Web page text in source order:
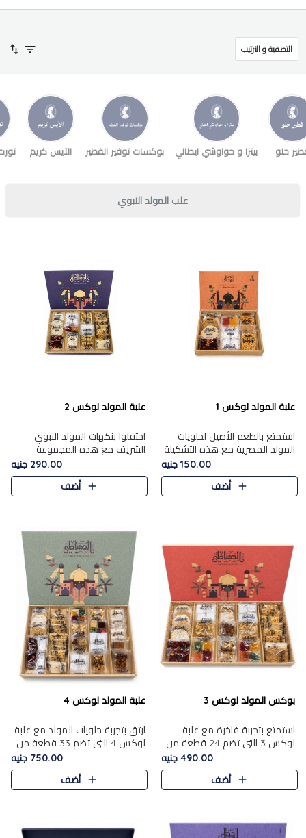
التصفية و الترتيب
حلو بيتزا و حواوشي ايطالي بوكسات توفير الفطير الآيس كريم
علب المولد النبوي
علبة المولد لوكس 1
استمتع بالطعم الأصيل لحلويات
المولد المصرية مع هذه التشكيلة
المختارة بعناية من 9 قطع. تتضمن
التشكيلة جوزرية مع فول،ملبان
150.00 جنيه
أضف
علبة المولد لوكس 2
احتفلوا بنكهات المولد النبوي
الشريف مع هذه المجموعة
الفاخرة المكونة من 19 قطعة،
والتي تم اختيارها بعناية فائقة لتُبرز
تشكيلة واسعة من الحلويات
290.00 جنيه
أضف
بوكس المولد لوكس 3
استمتع بتجربة فاخرة مع علبة
لوكس 3 التي تضم 24 قطعة من
أشهر حلويات المولد الشرقية
المختارة بعناية. تحتوي التشكيلة
على الجزرية بالفول، والملب..
490.00 جنيه
أضف
علبة المولد لوكس 4
ارتقِ بتجربة حلويات المولد مع علبة
لوكس 4 التي تضم 33 قطعة من
تشكيلة فاخرة ومتنوعة من أشهر
الأصناف الشرقية. تحتوي العلبة على
الجزرية بالفول،..
750.00 جنيه
أضف